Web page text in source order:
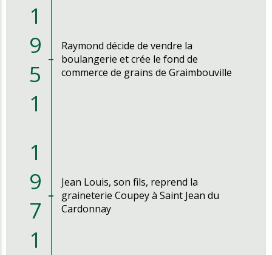
1
9
5
1
Raymond décide de vendre la
boulangerie et crée le fond de
commerce de grains de Graimbouville
1
9
7
1
Jean Louis, son fils, reprend la
graineterie Coupey à Saint Jean du
Cardonnay